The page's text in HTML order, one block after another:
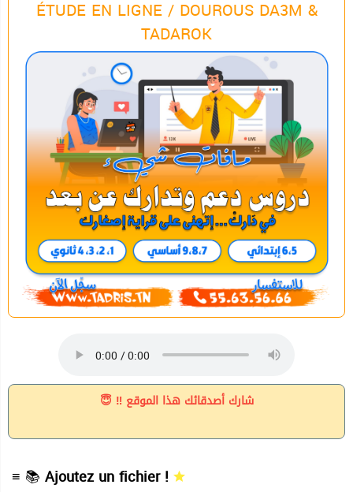
ÉTUDE EN LIGNE / DOUROUS DA3M &
TADAROK
شارك أصدقائك هذا الموقع ‼ 😇
≡ 📚 Ajoutez un fichier !